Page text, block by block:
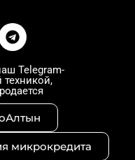
T
e
e
g
r
a
m
Telegram-
техникой,
микрокредита